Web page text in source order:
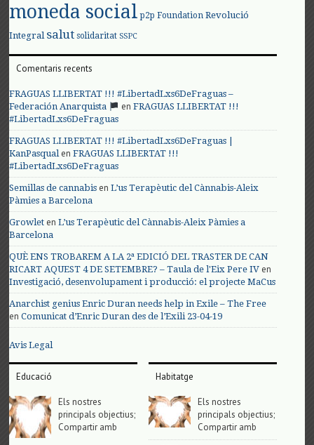
moneda social p2p Foundation Revolució
Integral salut solidaritat SSPC
Comentaris recents
FRAGUAS LLIBERTAT !!! #LibertadLxs6DeFraguas –
Federación Anarquista
enFRAGUAS LLIBERTAT !!!
#LibertadLxs6DeFraguas
FRAGUAS LLIBERTAT !!! #LibertadLxs6DeFraguas |
KanPasqualenFRAGUAS LLIBERTAT !!!
#LibertadLxs6DeFraguas
Semillas de cannabis enL’us Terapèutic del Cànnabis-Aleix
Pàmies a Barcelona
Growlet enL’us Terapèutic del Cànnabis-Aleix Pàmies a
Barcelona
QUÈ ENS TROBAREM A LA 2ª EDICIÓ DEL TRASTER DE CAN
RICART AQUEST 4 DE SETEMBRE? – Taula de l'Eix Pere IV en
Investigació, desenvolupament i producció: el projecte MaCus
Anarchist genius Enric Duran needs help in Exile – The Free
enComunicat d’Enric Duran des de l’Exili 23-04-19
Avis Legal
Educació
Els nostres
principals objectius;
Compartir amb
Habitatge
Els nostres
principals objectius;
Compartir amb